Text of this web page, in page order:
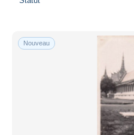
Nouveau